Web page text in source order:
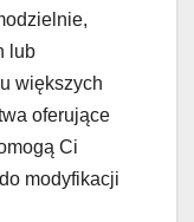
lub
większych
oferujące
Ci
modyfikacji